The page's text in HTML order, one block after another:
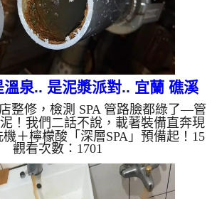
溫泉.. 是泥漿派對.. 宜蘭 礁溪
陽路 洗溫泉管路
整修，檢測 SPA 管路臉都綠了—管
！我們二話不說，載著裝備直奔現
＋檸檬酸「深層SPA」預備起！15
旋波模式，積攢多年的泥漿瞬間噴
清洗過後，水質從「黃泥湯」變回
出水量都回春了！ 管路塞住別心
找我們清洗最心安！ ...
觀看次數：1701